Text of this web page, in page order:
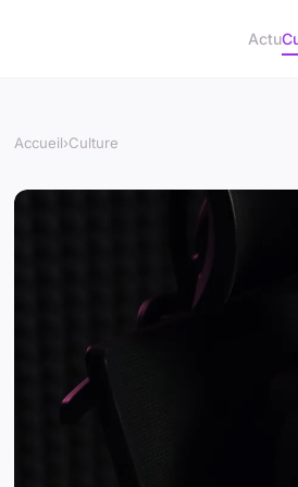
Actu
Accueil›Culture